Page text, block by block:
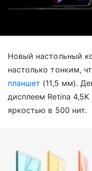
Новый настольный
настолько тонким,
планшет (11,5 мм).
дисплеем Retina
яркостью в 500 нит.